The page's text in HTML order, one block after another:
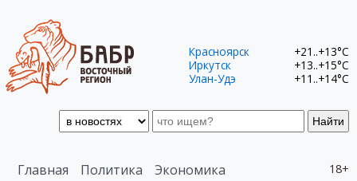
Найти
Красноярск
+21..+13°C
Иркутск
+13..+15°C
Улан-Удэ
+11..+14°C
18+
Главная Политика
Экономика